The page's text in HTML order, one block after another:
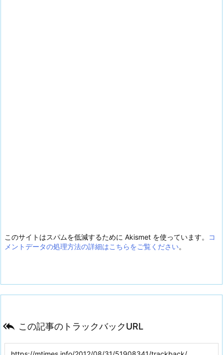
このサイトはスパムを低減するために Akismet を使っています。
コ
メントデータの処理方法の詳細はこちらをご覧ください。
 この記事のトラックバックURL